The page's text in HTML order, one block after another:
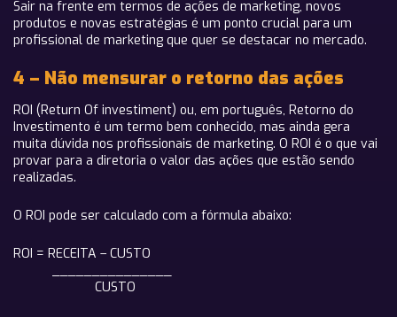
Sair na frente em termos de ações de marketing, novos
produtos e novas estratégias é um ponto crucial para um
profissional de marketing que quer se destacar no mercado.
4 – Não mensurar o retorno das ações
ROI (Return Of investiment) ou, em português, Retorno do
Investimento é um termo bem conhecido, mas ainda gera
muita dúvida nos profissionais de marketing. O ROI é o que vai
provar para a diretoria o valor das ações que estão sendo
realizadas.
O ROI pode ser calculado com a fórmula abaixo:
ROI = RECEITA – CUSTO
CUSTO